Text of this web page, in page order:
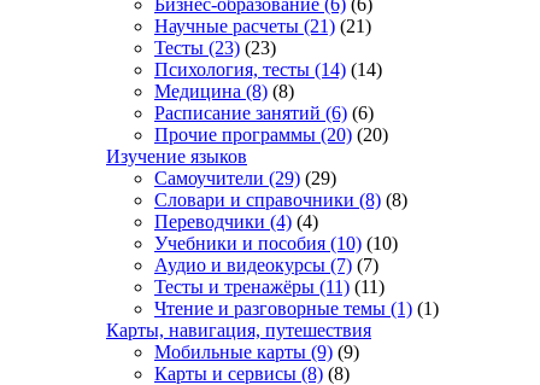
Бизнес-образование (6) (6)
Научные расчеты (21) (21)
Тесты (23) (23)
Психология, тесты (14) (14)
Медицина (8) (8)
Расписание занятий (6) (6)
Прочие программы (20) (20)
Изучение языков
Самоучители (29) (29)
Словари и справочники (8) (8)
Переводчики (4) (4)
Учебники и пособия (10) (10)
Аудио и видеокурсы (7) (7)
Тесты и тренажёры (11) (11)
Чтение и разговорные темы (1) (1)
Карты, навигация, путешествия
Мобильные карты (9) (9)
Карты и сервисы (8) (8)